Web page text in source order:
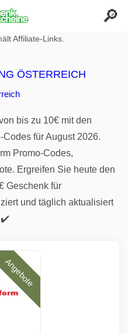
Affiliate-Links.
ÖSTERREICH
bis zu 10€ mit den
für August 2026.
Promo-Codes,
Ergreifen Sie heute den
Geschenk für
und täglich aktualisiert
✔️
Angebote